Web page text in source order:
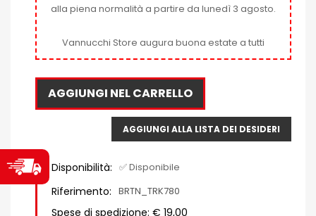
alla piena normalità a partire da lunedì 3 agosto.
Vannucchi Store augura buona estate a tutti
AGGIUNGI NEL CARRELLO
AGGIUNGI ALLA LISTA DEI DESIDERI
Disponibilità: ✅ Disponibile
Riferimento: BRTN_TRK780
Spese di spedizione: € 19,00